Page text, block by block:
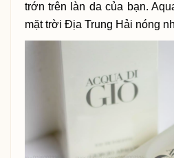
trớn trên làn da của bạn.
mặt trời Địa Trung Hải nóng